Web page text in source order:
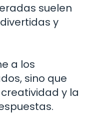
suelen
y
a los
sino que
y la